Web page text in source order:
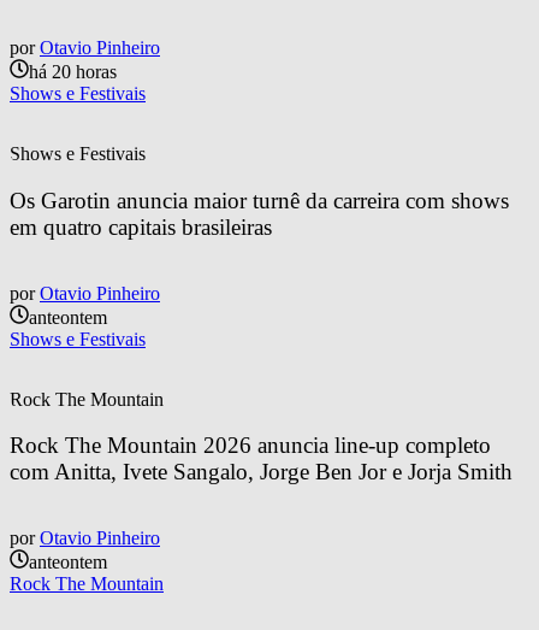
por Otavio Pinheiro
há 20 horas
Shows e Festivais
Shows e Festivais
Os Garotin anuncia maior turnê da carreira com shows
em quatro capitais brasileiras
por Otavio Pinheiro
anteontem
Shows e Festivais
Rock The Mountain
Rock The Mountain 2026 anuncia line-up completo
com Anitta, Ivete Sangalo, Jorge Ben Jor e Jorja Smith
por Otavio Pinheiro
anteontem
Rock The Mountain